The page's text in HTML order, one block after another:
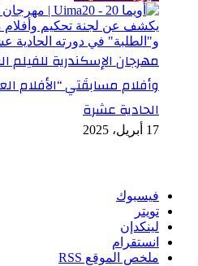
مهرجان الإسكندرية
وأفلام مسابقَتي “الأفلام
الحادية عشرة
17 أبريل، 2025
فيسبوك
تويتر
لينكدإن
انستقرام
ملخص الموقع RSS